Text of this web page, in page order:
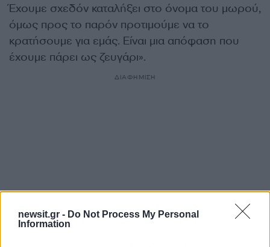
newsit.gr - Do Not Process My Personal
Information
Έχουμε σχεδόν καταλήξει στο όνομα του μωρού,
όμως προς το παρόν προτιμούμε να το
κρατήσουμε για εμάς. Είναι μια απόφαση που
έχουμε πάρει ως ζευγάρι».
ΔΙΑΦΗΜΙΣΗ